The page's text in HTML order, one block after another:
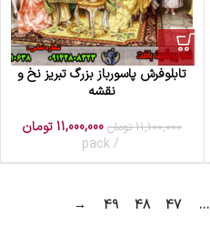
تابلوفرش پاسورباز بزرگ تبریز نخ و
نقشه
11,100,000 تومان 11,000,000 تومان
pack
…
47
48
49
→